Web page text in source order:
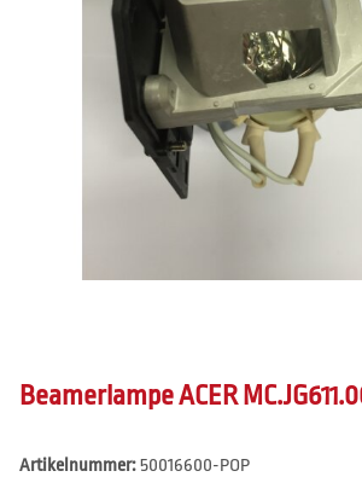
Beamerlampe ACER
Artikelnummer:50016600-POP